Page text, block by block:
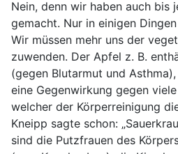
Nein, denn wir haben auch bis
gemacht. Nur in einigen
Wir müssen mehr uns der
zuwenden. Der Apfel z. B.
(gegen Blutarmut und
eine Gegenwirkung gegen
welcher der Körperreinigung
Kneipp sagte schon:
sind die Putzfrauen des